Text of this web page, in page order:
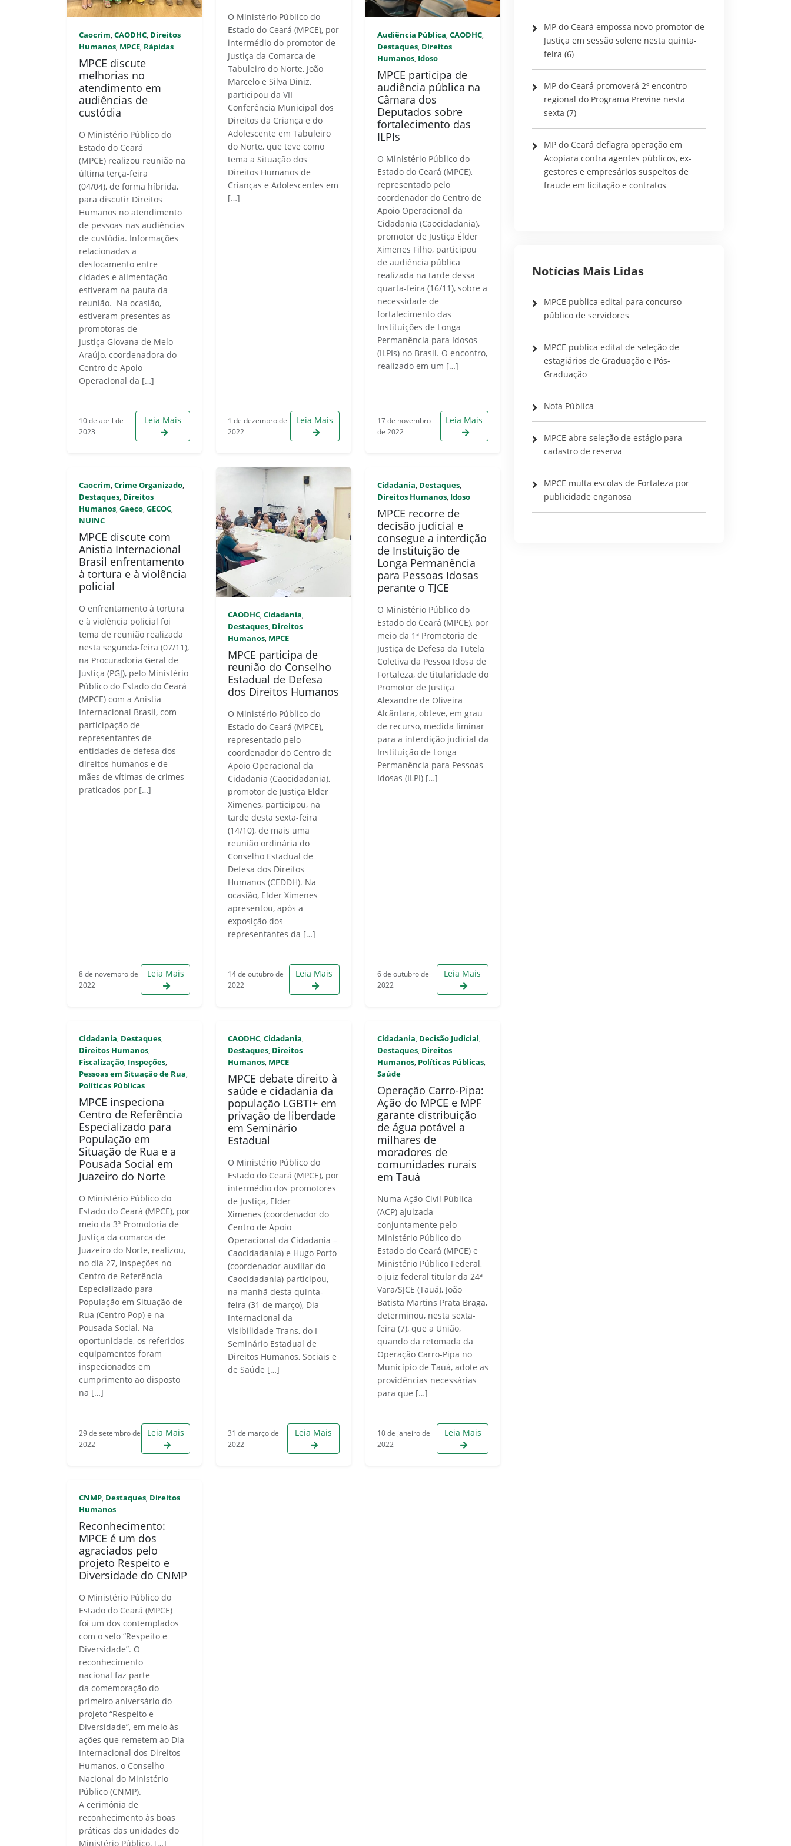
Caocrim, CAODHC, Direitos
Humanos, MPCE, Rápidas
MPCE discute
melhorias no
atendimento em
audiências de
custódia
O Ministério Público do
Estado do Ceará
(MPCE) realizou reunião na
última terça-feira
(04/04), de forma híbrida,
para discutir Direitos
Humanos no atendimento
de pessoas nas audiências
de custódia. Informações
relacionadas a
deslocamento entre
cidades e alimentação
estiveram na pauta da
reunião. Na ocasião,
estiveram presentes as
promotoras de
Justiça Giovana de Melo
Araújo, coordenadora do
Centro de Apoio
Operacional da […]
10 de abril de
2023
Leia Mais
O Ministério Público do
Estado do Ceará (MPCE), por
intermédio do promotor de
Justiça da Comarca de
Tabuleiro do Norte, João
Marcelo e Silva Diniz,
participou da VII
Conferência Municipal dos
Direitos da Criança e do
Adolescente em Tabuleiro
do Norte, que teve como
tema a Situação dos
Direitos Humanos de
Crianças e Adolescentes em
[…]
1 de dezembro de
2022
Leia Mais
Audiência Pública, CAODHC,
Destaques, Direitos
Humanos, Idoso
MPCE participa de
audiência pública na
Câmara dos
Deputados sobre
fortalecimento das
ILPIs
O Ministério Público do
Estado do Ceará (MPCE),
representado pelo
coordenador do Centro de
Apoio Operacional da
Cidadania (Caocidadania),
promotor de Justiça Élder
Ximenes Filho, participou
de audiência pública
realizada na tarde dessa
quarta-feira (16/11), sobre a
necessidade de
fortalecimento das
Instituições de Longa
Permanência para Idosos
(ILPIs) no Brasil. O encontro,
realizado em um […]
17 de novembro
de 2022
Leia Mais
Caocrim, Crime Organizado,
Destaques, Direitos
Humanos, Gaeco, GECOC,
NUINC
MPCE discute com
Anistia Internacional
Brasil enfrentamento
à tortura e à violência
policial
O enfrentamento à tortura
e à violência policial foi
tema de reunião realizada
nesta segunda-feira (07/11),
na Procuradoria Geral de
Justiça (PGJ), pelo Ministério
Público do Estado do Ceará
(MPCE) com a Anistia
Internacional Brasil, com
participação de
representantes de
entidades de defesa dos
direitos humanos e de
mães de vítimas de crimes
praticados por […]
8 de novembro de
2022
Leia Mais
CAODHC,Cidadania,
Destaques, Direitos
Humanos, MPCE
MPCE participa de
reunião do Conselho
Estadual de Defesa
dos Direitos Humanos
O Ministério Público do
Estado do Ceará (MPCE),
representado pelo
coordenador do Centro de
Apoio Operacional da
Cidadania (Caocidadania),
promotor de Justiça Elder
Ximenes, participou, na
tarde desta sexta-feira
(14/10), de mais uma
reunião ordinária do
Conselho Estadual de
Defesa dos Direitos
Humanos (CEDDH). Na
ocasião, Elder Ximenes
apresentou, após a
exposição dos
representantes da […]
14 de outubro de
2022
Leia Mais
Cidadania, Destaques,
Direitos Humanos, Idoso
MPCE recorre de
decisão judicial e
consegue a interdição
de Instituição de
Longa Permanência
para Pessoas Idosas
perante o TJCE
O Ministério Público do
Estado do Ceará (MPCE), por
meio da 1ª Promotoria de
Justiça de Defesa da Tutela
Coletiva da Pessoa Idosa de
Fortaleza, de titularidade do
Promotor de Justiça
Alexandre de Oliveira
Alcântara, obteve, em grau
de recurso, medida liminar
para a interdição judicial da
Instituição de Longa
Permanência para Pessoas
Idosas (ILPI) […]
6 de outubro de
2022
Leia Mais
Cidadania, Destaques,
Direitos Humanos,
Fiscalização, Inspeções,
Pessoas em Situação de Rua,
Políticas Públicas
MPCE inspeciona
Centro de Referência
Especializado para
População em
Situação de Rua e a
Pousada Social em
Juazeiro do Norte
O Ministério Público do
Estado do Ceará (MPCE), por
meio da 3ª Promotoria de
Justiça da comarca de
Juazeiro do Norte, realizou,
no dia 27, inspeções no
Centro de Referência
Especializado para
População em Situação de
Rua (Centro Pop) e na
Pousada Social. Na
oportunidade, os referidos
equipamentos foram
inspecionados em
cumprimento ao disposto
na […]
29 de setembro de
2022
Leia Mais
CAODHC,Cidadania,
Destaques, Direitos
Humanos, MPCE
MPCE debate direito à
saúde e cidadania da
população LGBTI+ em
privação de liberdade
em Seminário
Estadual
O Ministério Público do
Estado do Ceará (MPCE), por
intermédio dos promotores
de Justiça, Elder
Ximenes (coordenador do
Centro de Apoio
Operacional da Cidadania –
Caocidadania) e Hugo Porto
(coordenador-auxiliar do
Caocidadania) participou,
na manhã desta quinta-
feira (31 de março), Dia
Internacional da
Visibilidade Trans, do I
Seminário Estadual de
Direitos Humanos, Sociais e
de Saúde […]
31 de março de
2022
Leia Mais
Cidadania, Decisão Judicial,
Destaques, Direitos
Humanos, Políticas Públicas,
Saúde
Operação Carro-Pipa:
Ação do MPCE e MPF
garante distribuição
de água potável a
milhares de
moradores de
comunidades rurais
em Tauá
Numa Ação Civil Pública
(ACP) ajuizada
conjuntamente pelo
Ministério Público do
Estado do Ceará (MPCE) e
Ministério Público Federal,
o juiz federal titular da 24ª
Vara/SJCE (Tauá), João
Batista Martins Prata Braga,
determinou, nesta sexta-
feira (7), que a União,
quando da retomada da
Operação Carro-Pipa no
Município de Tauá, adote as
providências necessárias
para que […]
10 de janeiro de
2022
Leia Mais
CNMP, Destaques, Direitos
Humanos
Reconhecimento:
MPCE é um dos
agraciados pelo
projeto Respeito e
Diversidade do CNMP
O Ministério Público do
Estado do Ceará (MPCE)
foi um dos contemplados
com o selo “Respeito e
Diversidade”. O
reconhecimento
nacional faz parte
da comemoração do
primeiro aniversário do
projeto “Respeito e
Diversidade”, em meio às
ações que remetem ao Dia
Internacional dos Direitos
Humanos, o Conselho
Nacional do Ministério
Público (CNMP).
A cerimônia de
reconhecimento às boas
práticas das unidades do
Ministério Público, […]
MP do Ceará empossa novo promotor de
Justiça em sessão solene nesta quinta-
feira (6)
MP do Ceará promoverá 2º encontro
regional do Programa Previne nesta
sexta (7)
MP do Ceará deflagra operação em
Acopiara contra agentes públicos, ex-
gestores e empresários suspeitos de
fraude em licitação e contratos
Notícias Mais Lidas
MPCE publica edital para concurso
público de servidores
MPCE publica edital de seleção de
estagiários de Graduação e Pós-
Graduação
Nota Pública
MPCE abre seleção de estágio para
cadastro de reserva
MPCE multa escolas de Fortaleza por
publicidade enganosa